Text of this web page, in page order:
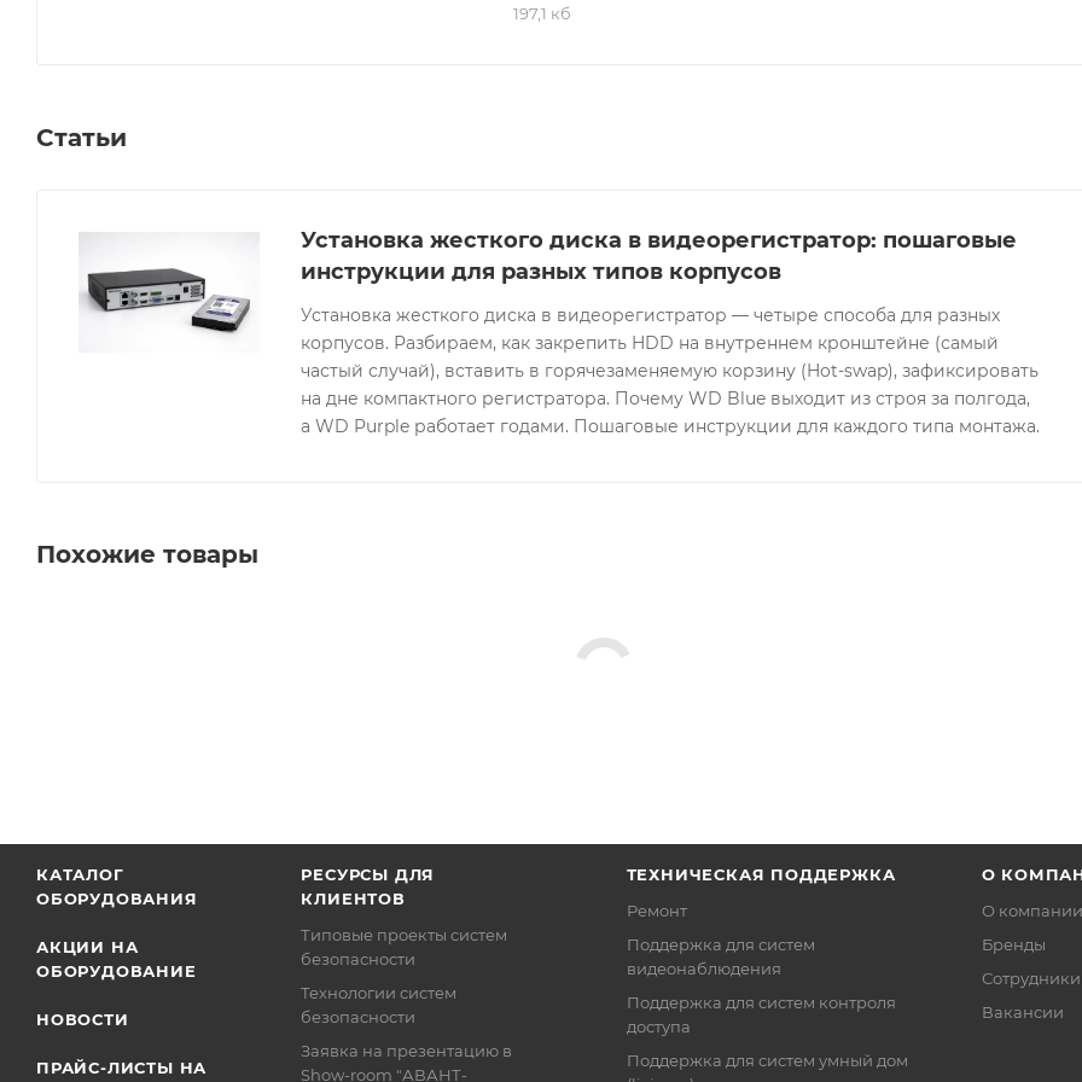
распознавание лиц, защиту периметра, детекцию падающих объектов и обнаружение движения. Система
8 Мп).
197,1 кб
Статьи
Установка жесткого диска в видеорегистратор: пошаговые
инструкции для разных типов корпусов
Установка жесткого диска в видеорегистратор — четыре способа для разных
корпусов. Разбираем, как закрепить HDD на внутреннем кронштейне (самый
частый случай), вставить в горячезаменяемую корзину (Hot-swap), зафиксировать
на дне компактного регистратора. Почему WD Blue выходит из строя за полгода,
а WD Purple работает годами. Пошаговые инструкции для каждого типа монтажа.
Похожие товары
КАТАЛОГ
ОБОРУДОВАНИЯ
АКЦИИ НА
ОБОРУДОВАНИЕ
НОВОСТИ
ПРАЙС-ЛИСТЫ НА
РЕСУРСЫ ДЛЯ
КЛИЕНТОВ
Типовые проекты систем
безопасности
Технологии систем
безопасности
Заявка на презентацию в
Show-room "АВАНТ-
ТЕХНИЧЕСКАЯ ПОДДЕРЖКА
Ремонт
Поддержка для систем
видеонаблюдения
Поддержка для систем контроля
доступа
Поддержка для систем умный дом
О
О компании
Бренды
Сотрудники
Вакансии